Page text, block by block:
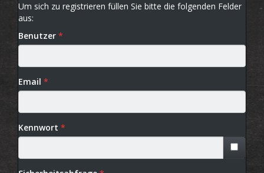
Um sich zu registrieren füllen Sie bitte die folgenden Felder
aus:
Benutzer
Email
Kennwort